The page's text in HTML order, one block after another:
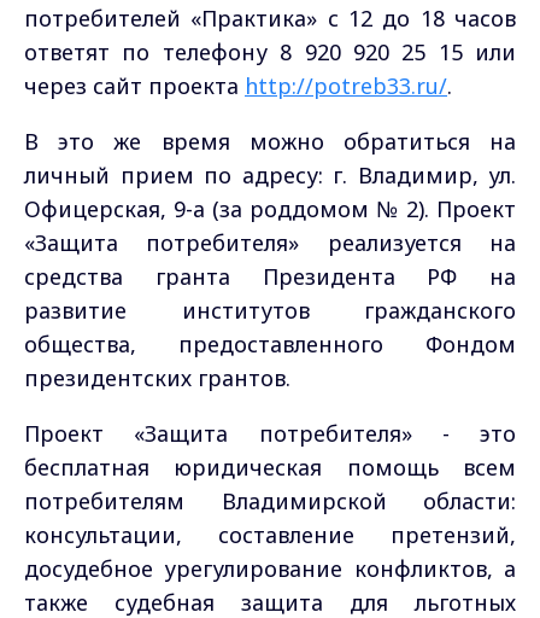
потребителей «Практика» с 12 до 18 часов
ответят по телефону 8 920 920 25 15 или
через сайт проекта http://potreb33.ru/.
В это же время можно обратиться на
личный прием по адресу: г. Владимир, ул.
Офицерская, 9-а (за роддомом № 2). Проект
«Защита потребителя» реализуется на
средства гранта Президента РФ на
развитие институтов гражданского
общества, предоставленного Фондом
президентских грантов.
Проект «Защита потребителя» - это
бесплатная юридическая помощь всем
потребителям Владимирской области:
консультации, составление претензий,
досудебное урегулирование конфликтов, а
также судебная защита для льготных